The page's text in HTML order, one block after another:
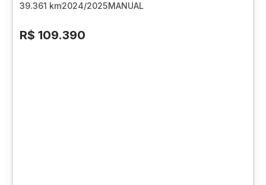
39.361 km2024/2025MANUAL
R$ 109.390